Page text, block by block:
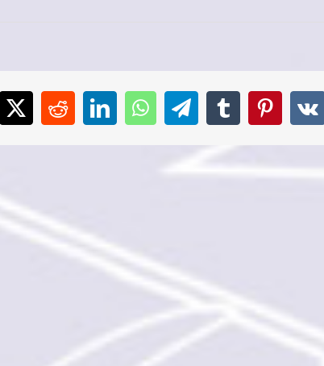
X RedditLinkedInWhatsApp
TelegramTumblrPinterest
Vk